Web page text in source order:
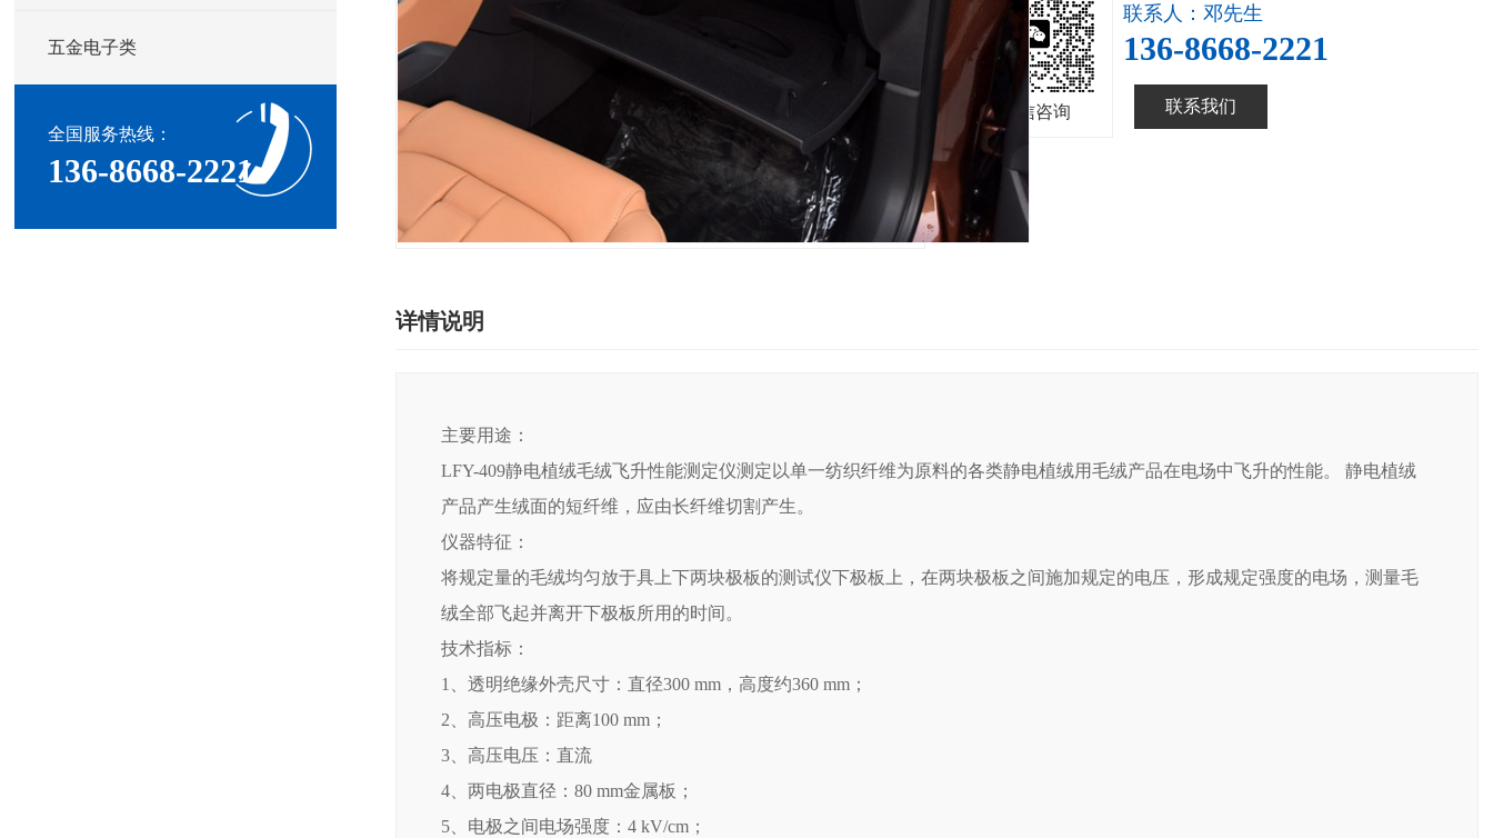
五金电子类
全国服务热线：
136-8668-2221
微信咨询
联系人：邓先生
136-8668-2221
联系我们
详情说明
主要用途：
LFY-409静电植绒毛绒飞升性能测定仪测定以单一纺织纤维为原料的各类静电植绒用毛绒产品在电场中飞升的性能。 静电植绒
产品产生绒面的短纤维，应由长纤维切割产生。
仪器特征：
将规定量的毛绒均匀放于具上下两块极板的测试仪下极板上，在两块极板之间施加规定的电压，形成规定强度的电场，测量毛
绒全部飞起并离开下极板所用的时间。
技术指标：
1、透明绝缘外壳尺寸：直径300 mm，高度约360 mm；
2、高压电极：距离100 mm；
3、高压电压：直流
4、两电极直径：80 mm金属板；
5、电极之间电场强度：4 kV/cm；